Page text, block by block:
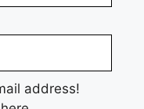
address!